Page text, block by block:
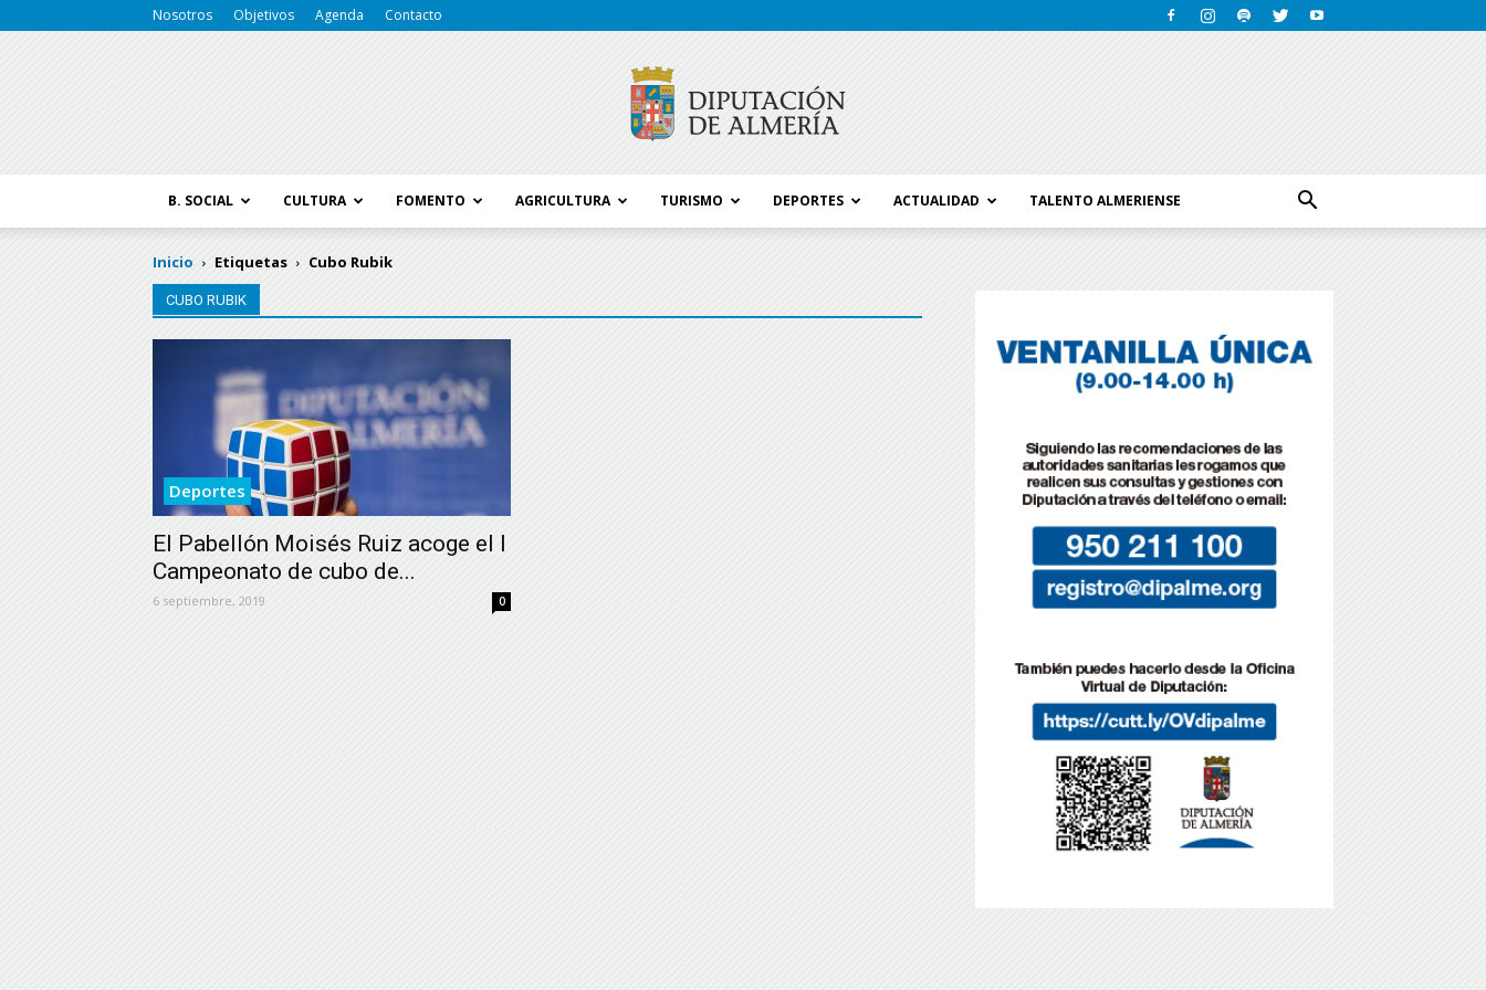
Nosotros Objetivos Agenda Contacto
B. SOCIAL CULTURA FOMENTO AGRICULTURA TURISMO DEPORTES ACTUALIDAD TALENTO ALMERIENSE
Inicio Etiquetas Cubo Rubik
CUBO RUBIK
Deportes
El Pabellón Moisés Ruiz acoge el I
Campeonato de cubo de...
6 septiembre, 2019 0